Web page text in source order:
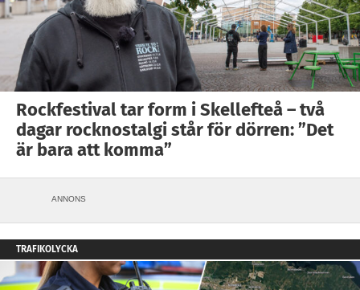
Rockfestival tar form i Skellefteå – två
dagar rocknostalgi står för dörren: ”Det
är bara att komma”
ANNONS
TRAFIKOLYCKA